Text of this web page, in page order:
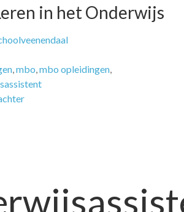
in het Onderwijs
,mbo,mbo opleidingen,
op
Werkend
Leren